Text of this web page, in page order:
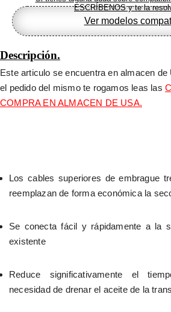
ESCRÍBENOS y te la
Ver modelos
Descripción.
Este articulo se encuentra en almacen
el pedido del mismo te rogamos leas las
COMPRA EN ALMACEN DE USA.
Los cables superiores de embrague
reemplazan de forma económica la
Se conecta fácil y rápidamente a la
existente
Reduce significativamente el
necesidad de drenar el aceite de la